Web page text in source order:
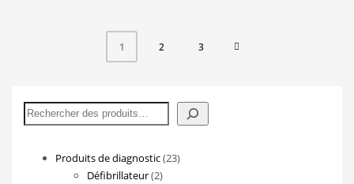
1 2 3
Rechercher
Produits de diagnostic 2323
Défibrillateur 22